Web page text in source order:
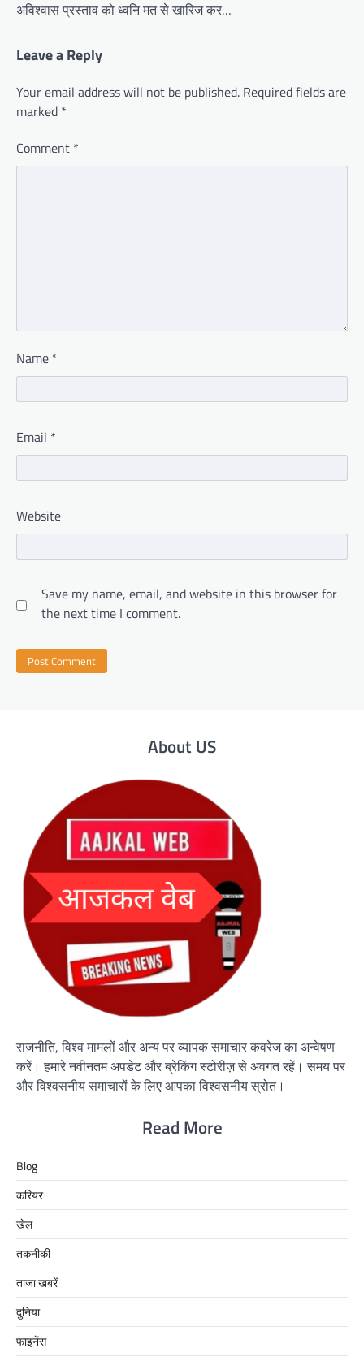
अविश्वास प्रस्ताव को ध्वनि मत से खारिज कर…
Leave a Reply
Your email address will not be published. Required fields are
marked *
Comment *
Name *
Email *
Website
Save my name, email, and website in this browser for
the next time I comment.
About US
राजनीति, विश्व मामलों और अन्य पर व्यापक समाचार कवरेज का अन्वेषण
करें। हमारे नवीनतम अपडेट और ब्रेकिंग स्टोरीज़ से अवगत रहें। समय पर
और विश्वसनीय समाचारों के लिए आपका विश्वसनीय स्रोत।
Read More
Blog
करियर
खेल
तकनीकी
ताजा खबरें
दुनिया
फाइनेंस